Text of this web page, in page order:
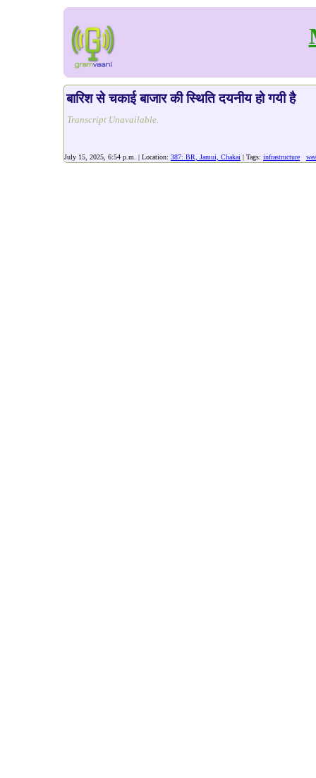
बारिश से चकाई बाजार की स्थिति दयनीय हो गयी है
Transcript Unavailable.
July 15, 2025, 6:54 p.m. | Location: 387: BR, Jamui, Chakai | Tags: infrastructure